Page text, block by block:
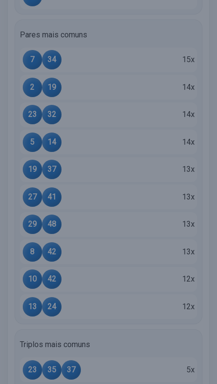
Pares mais comuns
7 34 15x
2 19 14x
23 32 14x
5 14 14x
19 37 13x
27 41 13x
29 48 13x
8 42 13x
10 42 12x
13 24 12x
Triplos mais comuns
23 35 37 5x